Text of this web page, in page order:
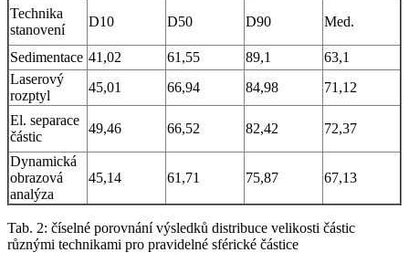
Technika
stanovení
D10 D50 D90 Med.
Sedimentace 41,02 61,55 89,1
63,1
Laserový
rozptyl
45,01 66,94 84,98 71,12
El. separace
částic
49,46 66,52 82,42 72,37
Dynamická
obrazová
analýza
45,14 61,71 75,87 67,13
Tab. 2: číselné porovnání výsledků distribuce velikosti částic
různými technikami pro pravidelné sférické částice